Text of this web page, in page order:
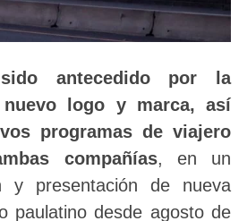
antecedido por la
nuevo logo y marca, así
programas de viajero
compañías, en un
y presentación de nueva
paulatino desde agosto de